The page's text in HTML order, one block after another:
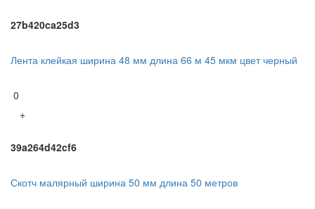
27b420ca25d3
Лента клейкая ширина 48 мм длина 66 м 45 мкм цвет черный
0
+
39a264d42cf6
Скотч малярный ширина 50 мм длина 50 метров